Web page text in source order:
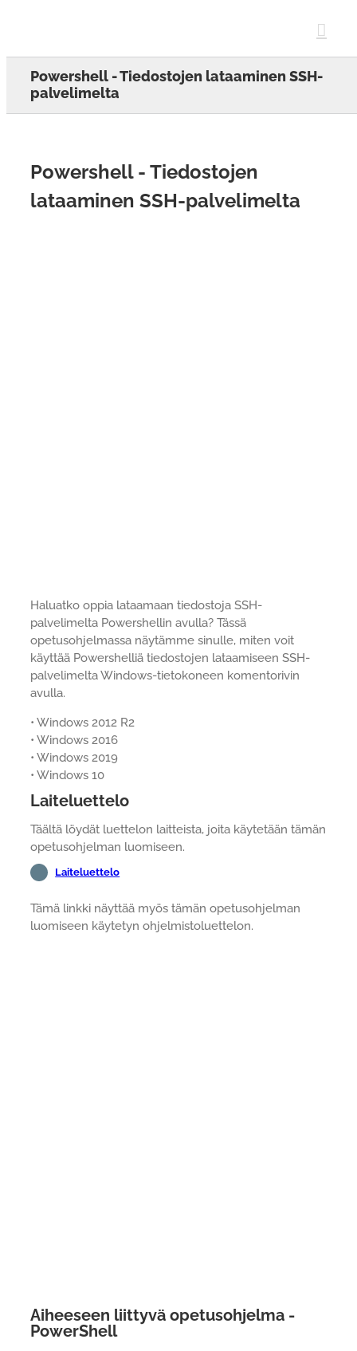
Powershell - Tiedostojen lataaminen SSH-
palvelimelta
Powershell - Tiedostojen
lataaminen SSH-palvelimelta
Haluatko oppia lataamaan tiedostoja SSH-
palvelimelta Powershellin avulla? Tässä
opetusohjelmassa näytämme sinulle, miten voit
käyttää Powershelliä tiedostojen lataamiseen SSH-
palvelimelta Windows-tietokoneen komentorivin
avulla.
• Windows 2012 R2
• Windows 2016
• Windows 2019
• Windows 10
Laiteluettelo
Täältä löydät luettelon laitteista, joita käytetään tämän
opetusohjelman luomiseen.
Laiteluettelo
Tämä linkki näyttää myös tämän opetusohjelman
luomiseen käytetyn ohjelmistoluettelon.
Aiheeseen liittyvä opetusohjelma -
PowerShell